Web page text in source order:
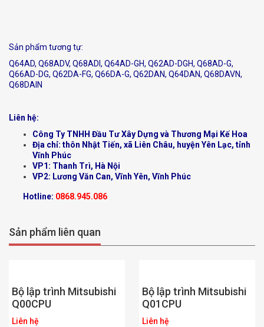
Sản phẩm tương tự:
Q64AD, Q68ADV, Q68ADI, Q64AD-GH, Q62AD-DGH, Q68AD-G,
Q66AD-DG, Q62DA-FG, Q66DA-G, Q62DAN, Q64DAN, Q68DAVN,
Q68DAIN
Liên hệ:
Công Ty TNHH Đầu Tư Xây Dựng và Thương Mại Kế Hoa
Địa chỉ: thôn Nhật Tiến, xã Liên Châu, huyện Yên Lạc, tỉnh
Vĩnh Phúc
VP1: Thanh Trì, Hà Nội
VP2: Lương Văn Can, Vĩnh Yên, Vĩnh Phúc
Hotline: 0868.945.086
Sản phẩm liên quan
Bộ lập trình Mitsubishi
Q00CPU
Liên hệ
Bộ lập trình Mitsubishi
Q01CPU
Liên hệ